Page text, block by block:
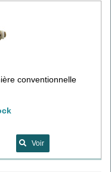
conventionnelle
Voir